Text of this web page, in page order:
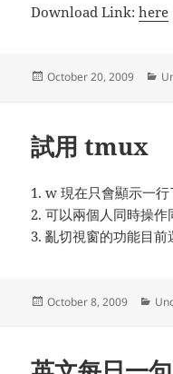
Download Link:here
Posted
October 20, 2009
試用 tmux
1. w 現在只會顯示一行
2. 可以兩個人同時操
3. 亂切視窗的功能目
Posted
October 8, 2009